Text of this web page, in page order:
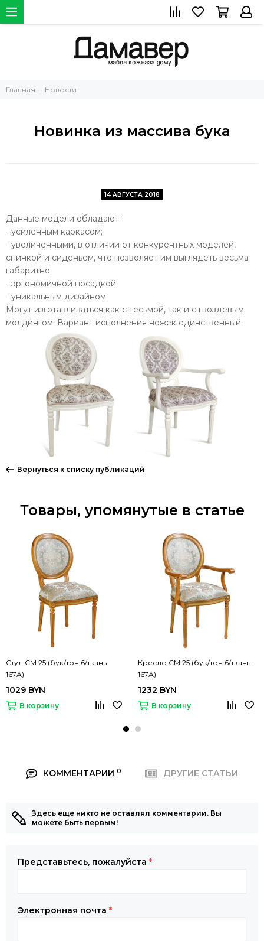
Главная Новости
Новинка из массива бука
14 АВГУСТА 2018
Данные модели обладают:
- усиленным каркасом;
- увеличенными, в отличии от конкурентных моделей,
спинкой и сиденьем, что позволяет им выглядеть весьма
габаритно;
- эргономичной посадкой;
- уникальным дизайном.
Могут изготавливаться как с тесьмой, так и с гвоздевым
молдингом. Вариант исполнения ножек единственный.
Вернуться к списку публикаций
Товары, упомянутые в статье
Стул СМ 25 (бук/тон 6/ткань
167А)
1029 BYN
В корзину
Кресло СМ 25 (бук/тон 6/ткань
167А)
1232 BYN
В корзину
КОММЕНТАРИИ 0 ДРУГИЕ СТАТЬИ
Здесь еще никто не оставлял комментарии. Вы
можете быть первым!
Представьтесь, пожалуйста *
Электронная почта *